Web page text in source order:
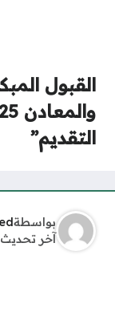
القبول
التقديم”
بواسطة
آخر تحديث